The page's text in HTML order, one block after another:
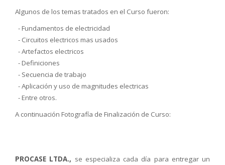
Algunos de los temas tratados en el Curso fueron:
- Fundamentos de electricidad
- Circuitos electricos mas usados
- Artefactos electricos
- Definiciones
- Secuencia de trabajo
- Aplicación y uso de magnitudes electricas
- Entre otros.
A continuación Fotografía de Finalización de Curso:
PROCASE LTDA., se especializa cada día para entregar un